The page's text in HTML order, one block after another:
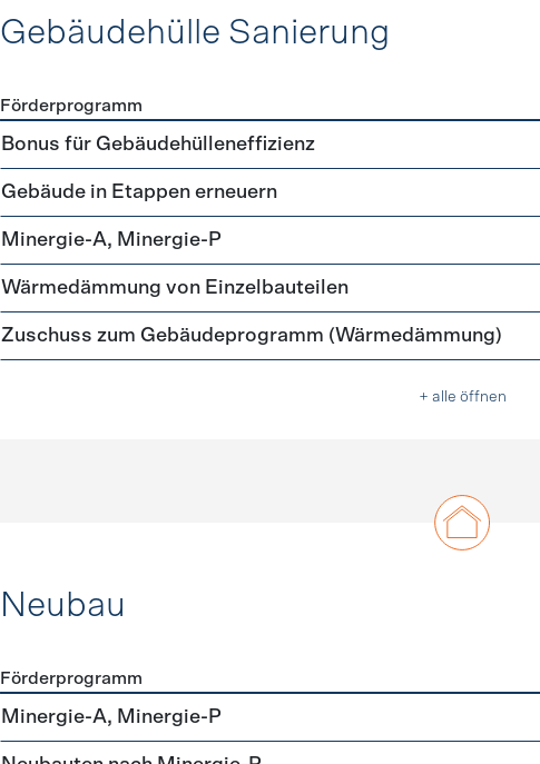
Gebäudehülle Sanierung
Förderprogramme Gebäudehülle Sanierung
Förderprogramm
Bonus für Gebäudehülleneffizienz
Gebäude in Etappen erneuern
Minergie-A, Minergie-P
Wärmedämmung von Einzelbauteilen
Zuschuss zum Gebäudeprogramm (Wärmedämmung)
+ alle öffnen
Neubau
Förderprogramme Neubau
Förderprogramm
Minergie-A, Minergie-P